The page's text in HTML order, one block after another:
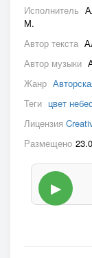
Исполнитель
М.
Автор текста
Автор музыки
Жанр
Теги цвет
Лицензия
Размещено
▶